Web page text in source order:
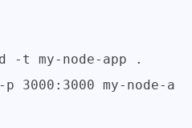
t my-node-app .